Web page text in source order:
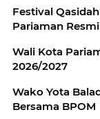
Festival
Pariaman
Wali Kota
2026/2027
Wako Yota
Bersama BPOM